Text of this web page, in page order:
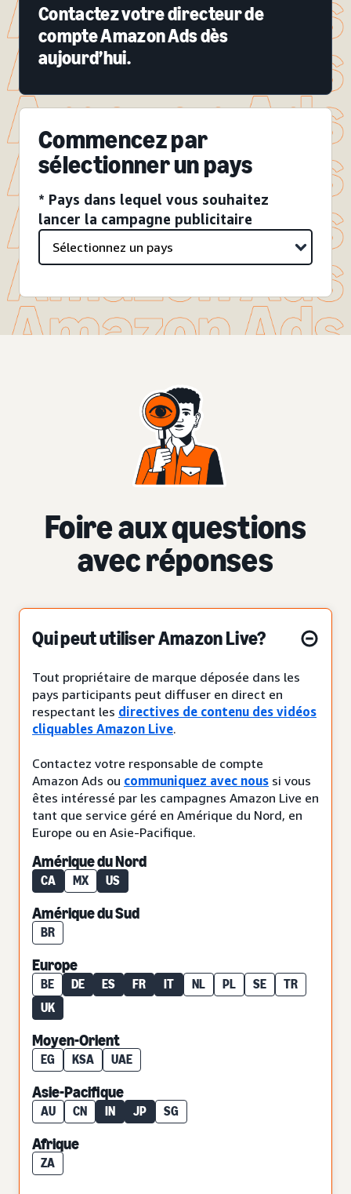
Contactez votre directeur de
compte Amazon Ads dès
aujourd’hui.
Commencez par
sélectionner un pays
* Pays dans lequel vous souhaitez
lancer la campagne publicitaire
Foire aux questions
avec réponses
Qui peut utiliser Amazon Live?
Tout propriétaire de marque déposée dans les
pays participants peut diffuser en direct en
respectant les directives de contenu des vidéos
cliquables Amazon Live.
Contactez votre responsable de compte
Amazon Ads ou communiquez avec nous si vous
êtes intéressé par les campagnes Amazon Live en
tant que service géré en Amérique du Nord, en
Europe ou en Asie-Pacifique.
Amérique du Nord
CA MX US
Amérique du Sud
BR
Europe
BE DE ES FR IT NL PL SE
TR
UK
Moyen-Orient
EG KSA UAE
Asie-Pacifique
AU CN IN JP SG
Afrique
ZA